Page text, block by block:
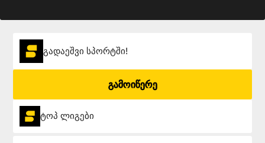
გადაეშვი სპორტში!
გამოიწერე
ტოპ ლიგები